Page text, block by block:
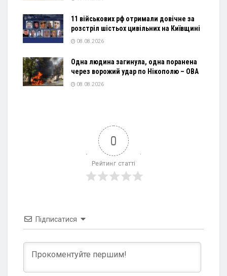
11 військових рф отримали довічне за
розстріл шістьох цивільних на Київщині
08.08.2026
Одна людина загинула, одна поранена
через ворожий удар по Нікополю – ОВА
08.08.2026
0
Рейтинг статті
Підписатися